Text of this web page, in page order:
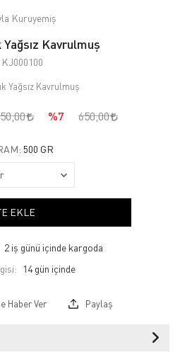
Kuruyemiş
Yağsız Kavrulmuş
KJ000100
Yağsız Kavrulmuş
%7 650,00
500 GR
EKLE
2 iş günü içinde kargoda
Haber Ver Paylaş